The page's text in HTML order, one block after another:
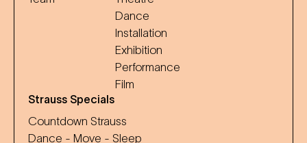
Dance
Installation
Exhibition
Performance
Film
Strauss Specials
Countdown Strauss
Dance - Move - Sleep